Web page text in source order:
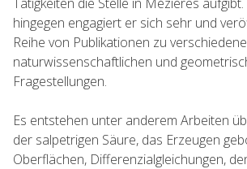
hingegen engagiert er sich sehr und
Reihe von Publikationen zu
naturwissenschaftlichen und
Fragestellungen.
Es entstehen unter anderem Arbeiten
der salpetrigen Säure, das Erzeugen
Oberflächen, Differenzialgleichungen,